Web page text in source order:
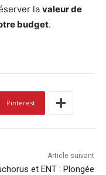
la valeur de
budget.
Pinterest
Article suivant
et ENT : Plongée